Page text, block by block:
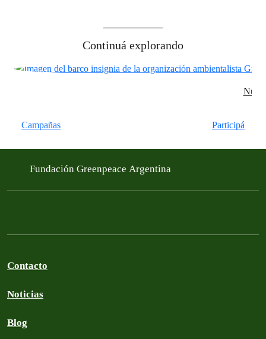
Continuá explorando
Campañas Participá
Fundación Greenpeace Argentina
Contacto
Noticias
Blog